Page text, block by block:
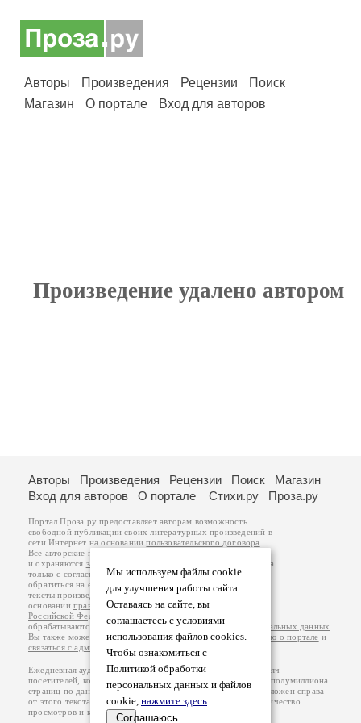
Авторы Произведения Рецензии
Поиск
Магазин
О портале Вход для авторов
Произведение удалено автором
Мы используем файлы cookie
для улучшения работы сайта.
Оставаясь на сайте, вы
соглашаетесь с условиями
использования файлов cookies.
Чтобы ознакомиться с
Политикой обработки
персональных данных и файлов
cookie, нажмите здесь.
Соглашаюсь
Авторы Произведения Рецензии Поиск
Магазин
Вход для авторов
О портале Стихи.ру Проза.ру
Портал Проза.ру предоставляет авторам возможность
свободной публикации своих литературных произведений в
сети Интернет на основаниипользовательского договора
Все авторские права на произведения принадлежат авторам
и охраняются законом
. Перепечатка произведений возможна
только с согласия его автора, к которому вы можете
обратиться на его авторской странице. Ответственность за
тексты произведений авторы несут самостоятельно на
основанииправил публикацииизаконодательства
Российской Федерации
обрабатываются на основанииПолитики обработки персональных данных
Вы также можете посмотреть более подробнуюинформацию о портале и
связаться с администрацией
Ежедневная аудитория портала Проза.ру – порядка 100 тысяч
посетителей, которые в общей сумме просматривают более полумиллиона
страниц по данным счетчика посещаемости, который расположен справа
от этого текста. В каждой графе указано по две цифры: количество
просмотров и количество посетителей.